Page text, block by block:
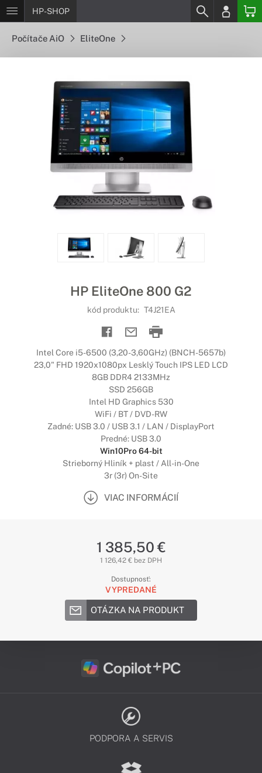
HP-SHOP
Počítače AiO EliteOne
HP EliteOne 800 G2
kód produktu: T4J21EA
Intel Core i5-6500 (3,20-3,60GHz) (BNCH-5657b)
23,0" FHD 1920x1080px Lesklý Touch IPS LED LCD
8GB DDR4 2133MHz
SSD 256GB
Intel HD Graphics 530
WiFi / BT / DVD-RW
Zadné: USB 3.0 / USB 3.1 / LAN / DisplayPort
Predné: USB 3.0
Win10Pro 64-bit
Strieborný Hliník + plast / All-in-One
3r (3r) On-Site
VIAC INFORMÁCIÍ
1 385,50 €
1 126,42 € bez DPH
Dostupnosť:
VYPREDANÉ
OTÁZKA NA PRODUKT
PODPORA A SERVIS